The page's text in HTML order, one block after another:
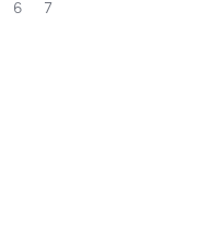
6 7